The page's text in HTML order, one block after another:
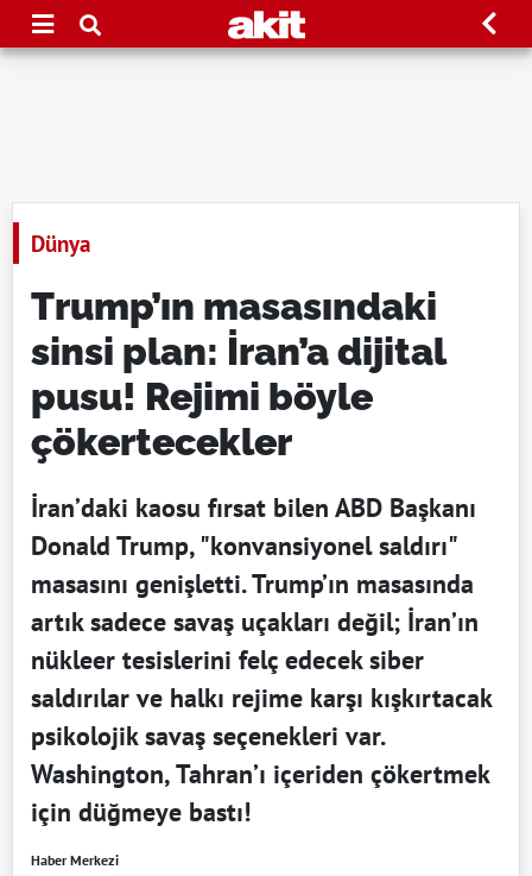
Dünya
Trump’ın masasındaki
sinsi plan: İran’a dijital
pusu! Rejimi böyle
çökertecekler
İran’daki kaosu fırsat bilen ABD Başkanı
Donald Trump, "konvansiyonel saldırı"
masasını genişletti. Trump’ın masasında
artık sadece savaş uçakları değil; İran’ın
nükleer tesislerini felç edecek siber
saldırılar ve halkı rejime karşı kışkırtacak
psikolojik savaş seçenekleri var.
Washington, Tahran’ı içeriden çökertmek
için düğmeye bastı!
Haber Merkezi